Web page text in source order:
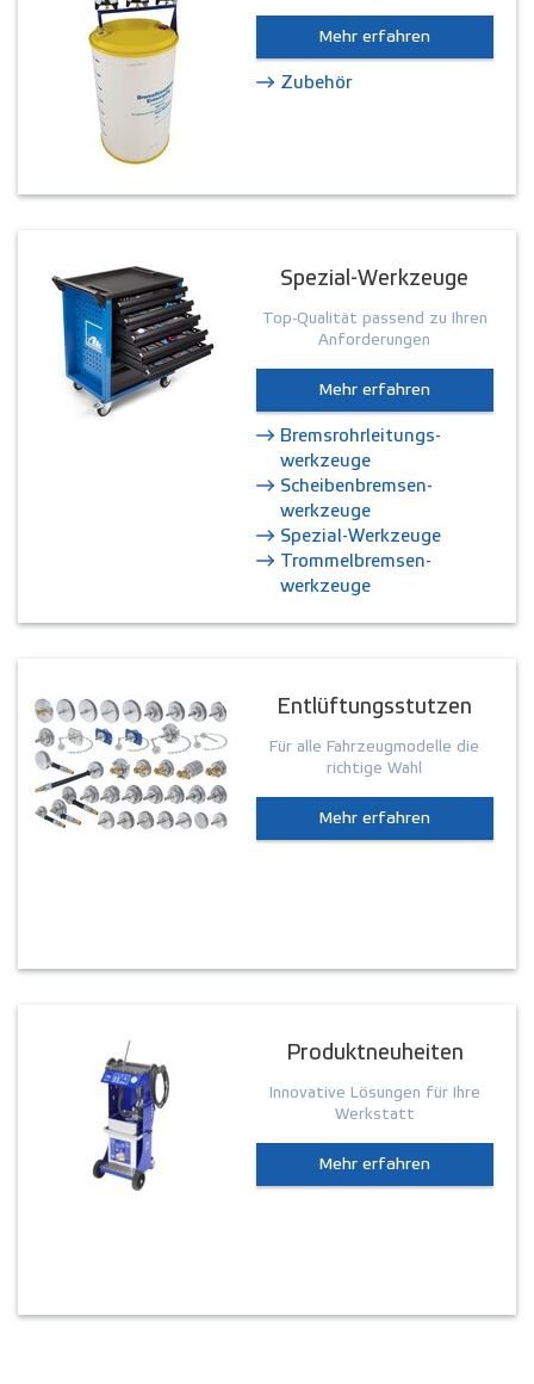
Mehr erfahren
Zubehör
Spezial-Werkzeuge
Top-Qualität passend zu Ihren
Anforderungen
Mehr erfahren
Brems­rohrleitungs­
werkzeuge
Scheiben­bremsen­
werkzeuge
Spezial-Werkzeuge
Trommel­bremsen­
werkzeuge
Entlüftungsstutzen
Für alle Fahrzeugmodelle die
richtige Wahl
Mehr erfahren
Produktneuheiten
Innovative Lösungen für Ihre
Werkstatt
Mehr erfahren